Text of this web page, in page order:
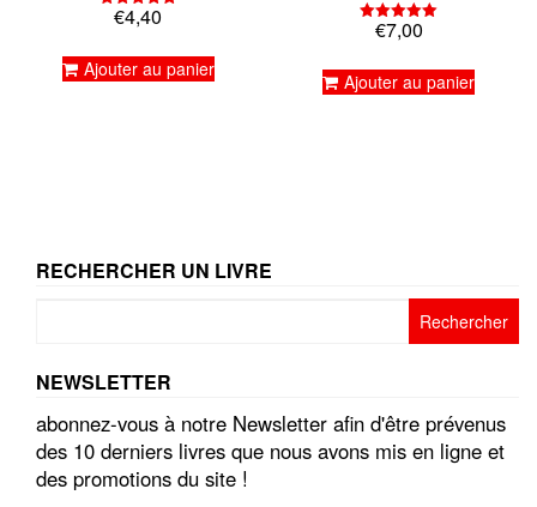
Note
€4,40
Ajouter au panier
Note
5.00
€7,00
Ajouter au panier
RECHERCHER UN LIVRE
NEWSLETTER
abonnez-vous à notre Newsletter afin d'être prévenus
des 10 derniers livres que nous avons mis en ligne et
des promotions du site !